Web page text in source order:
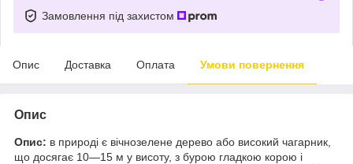
Замовлення під захистом
Опис Доставка Оплата Умови повернення
Опис
Опис: в природі є вічнозелене дерево або високий чагарник,
що досягає 10—15 м у висоту, з бурою гладкою корою і